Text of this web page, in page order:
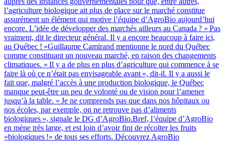
l’agriculture biologique ait plus de place sur le marché constitue
assurément un élément qui motive l’équipe d’AgroBio aujourd’hui
encore. L’idée de développer des marchés ailleurs au Canada ? « Pas
vraiment, dit le directeur général. Il y a encore beaucoup à faire ici,
au Québec ! »Guillaume Camirand mentionne le nord du Québec
comme constituant un nouveau marché, en raison des changements
climatiques. « Il y a de plus en plus d’agriculture qui commence à se
faire là où ce n’était pas envisageable avant », dit-il. Il y a aussi le
fait que, malgré l’accès à une production biologique, le Québec
manque peut-être un peu de volonté ou de vision pour l’amener
jusqu’à la table. « Je ne comprends pas que dans nos hôpitaux ou
nos écoles, par exemple, on ne retrouve pas d’aliments
biologiques », signale le DG d’AgroBio.Bref, l’équipe d’AgroBio
en mène très large, et est loin d’avoir fini de récolter les fruits
«biologiques !» de tous ses efforts. Découvrez AgroBio